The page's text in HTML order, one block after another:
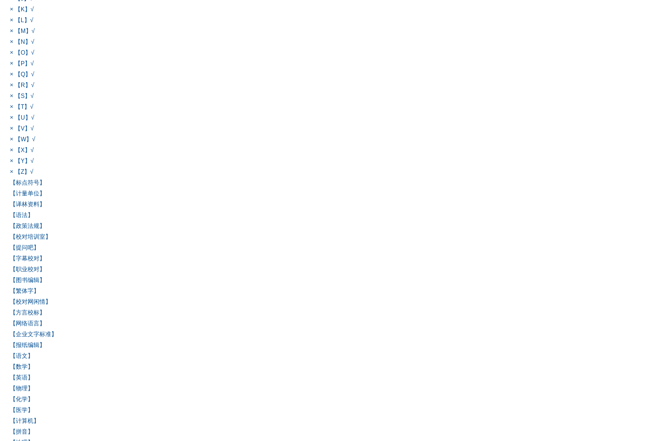
× 【K】√
× 【L】√
× 【M】√
× 【N】√
× 【O】√
× 【P】√
× 【Q】√
× 【R】√
× 【S】√
× 【T】√
× 【U】√
× 【V】√
× 【W】√
× 【X】√
× 【Y】√
× 【Z】√
【标点符号】
【计量单位】
【译林资料】
【语法】
【政策法规】
【校对培训室】
【提问吧】
【字幕校对】
【职业校对】
【图书编辑】
【繁体字】
【校对网闲情】
【方言校标】
【网络语言】
【企业文字标准】
【报纸编辑】
【语文】
【数学】
【英语】
【物理】
【化学】
【医学】
【计算机】
【拼音】